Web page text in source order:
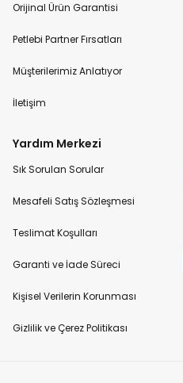
Orijinal Ürün Garantisi
Petlebi Partner Fırsatları
Müşterilerimiz Anlatıyor
İletişim
Yardım Merkezi
Sık Sorulan Sorular
Mesafeli Satış Sözleşmesi
Teslimat Koşulları
Garanti ve İade Süreci
Kişisel Verilerin Korunması
Gizlilik ve Çerez Politikası